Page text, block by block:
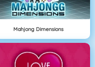
Mahjong Dimensions